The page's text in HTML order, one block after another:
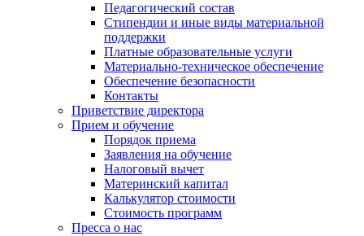
Педагогический состав
Стипендии и иные виды материальной
поддержки
Платные образовательные услуги
Материально-техническое обеспечение
Обеспечение безопасности
Контакты
Приветствие директора
Прием и обучение
Порядок приема
Заявления на обучение
Налоговый вычет
Материнский капитал
Калькулятор стоимости
Стоимость программ
Пресса о нас